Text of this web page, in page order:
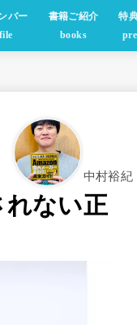
バー
書籍ご紹介
books
特
中村裕紀
れない正